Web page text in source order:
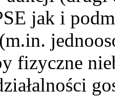
jak i
fizyczne